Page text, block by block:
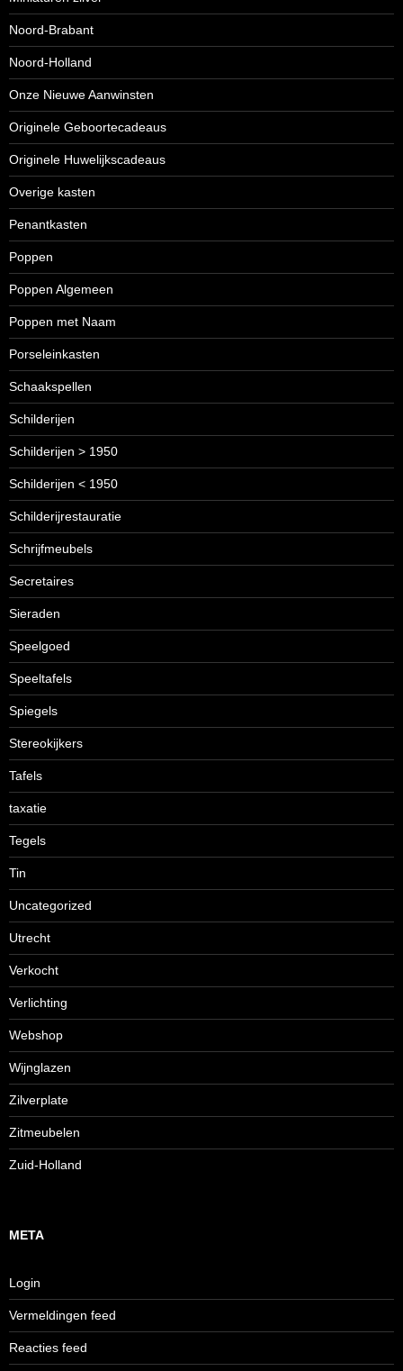
Noord-Brabant
Noord-Holland
Onze Nieuwe Aanwinsten
Originele Geboortecadeaus
Originele Huwelijkscadeaus
Overige kasten
Penantkasten
Poppen
Poppen Algemeen
Poppen met Naam
Porseleinkasten
Schaakspellen
Schilderijen
Schilderijen > 1950
Schilderijen < 1950
Schilderijrestauratie
Schrijfmeubels
Secretaires
Sieraden
Speelgoed
Speeltafels
Spiegels
Stereokijkers
Tafels
taxatie
Tegels
Tin
Uncategorized
Utrecht
Verkocht
Verlichting
Webshop
Wijnglazen
Zilverplate
Zitmeubelen
Zuid-Holland
META
Login
Vermeldingen feed
Reacties feed